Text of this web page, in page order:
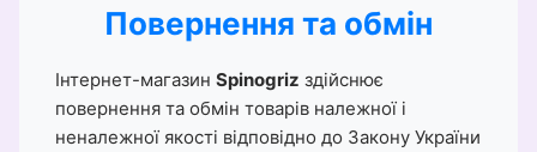
Повернення та обмін
Інтернет-магазин Spinogriz здійснює
повернення та обмін товарів належної і
неналежної якості відповідно до Закону України